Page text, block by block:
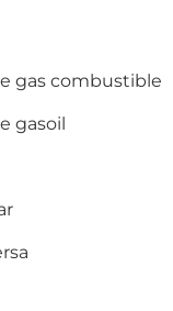
gas combustible
gasoil